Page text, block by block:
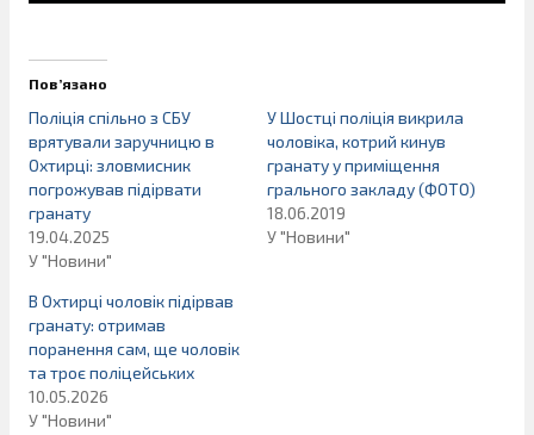
Пов’язано
Поліція спільно з СБУ
врятували заручницю в
Охтирці: зловмисник
погрожував підірвати
гранату
19.04.2025
У "Новини"
У Шостці поліція викрила
чоловіка, котрий кинув
гранату у приміщення
грального закладу (ФОТО)
18.06.2019
У "Новини"
В Охтирці чоловік підірвав
гранату: отримав
поранення сам, ще чоловік
та троє поліцейських
10.05.2026
У "Новини"